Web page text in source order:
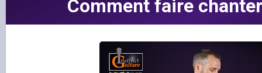
Comment faire